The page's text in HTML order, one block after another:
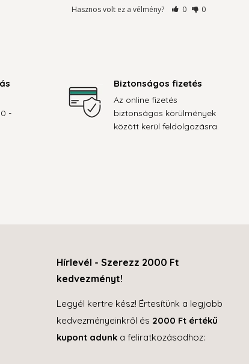
Hasznos volt ez a vélmény? 0 0
-
Biztonságos fizetés
Az online fizetés
biztonságos körülmények
között kerül feldolgozásra.
Hírlevél - Szerezz 2000 Ft
kedvezményt!
Legyél kertre kész! Értesítünk a legjobb
kedvezményeinkről és 2000 Ft értékű
kupont adunk a feliratkozásodhoz: